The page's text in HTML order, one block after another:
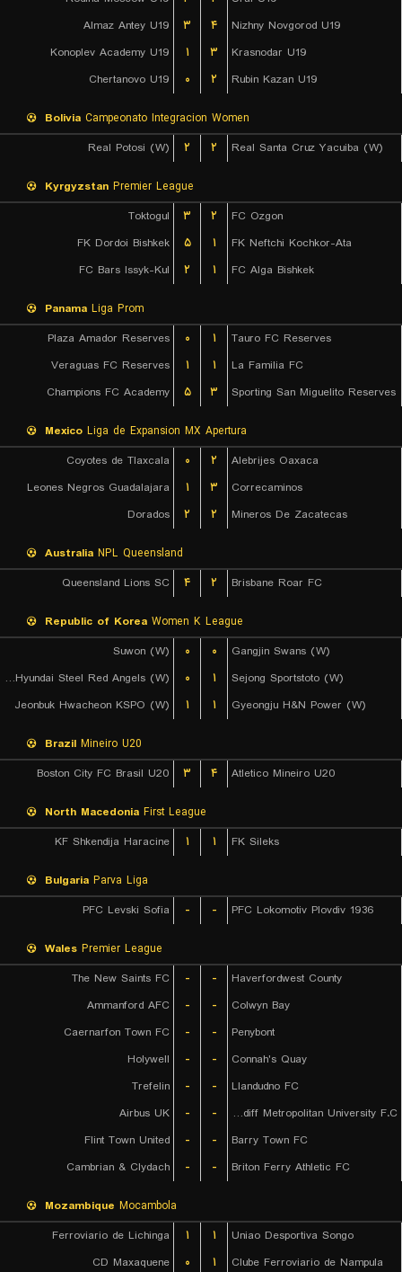
Almaz Antey U19
۳ ۴
Nizhny Novgorod U19
Konoplev Academy U19
۱ ۳
Krasnodar U19
Chertanovo U19
۰ ۲ Rubin Kazan U19
Bolivia Campeonato Integracion Women
Real Potosi (W)
۲ ۲ Real Santa Cruz Yacuiba (W)
Kyrgyzstan Premier League
Toktogul
۳ ۲
FC Ozgon
FK Dordoi Bishkek
۵ ۱
FK Neftchi Kochkor-Ata
FC Bars Issyk-Kul
۲ ۱ FC Alga Bishkek
Panama Liga Prom
Plaza Amador Reserves
۰ ۱
Tauro FC Reserves
Veraguas FC Reserves
۱ ۱
La Familia FC
Champions FC Academy
۵ ۳ Sporting San Miguelito Reserves
Mexico Liga de Expansion MX Apertura
Coyotes de Tlaxcala
۰ ۲
Alebrijes Oaxaca
Leones Negros Guadalajara
۱ ۳
Correcaminos
Dorados
۲ ۲ Mineros De Zacatecas
Australia NPL Queensland
Queensland Lions SC
۴ ۲ Brisbane Roar FC
Republic of Korea Women K League
Suwon (W)
۰ ۰
Gangjin Swans (W)
Incheon Hyundai Steel Red Angels (W)
۰ ۱
Sejong Sportstoto (W)
Jeonbuk Hwacheon KSPO (W)
۱ ۱ Gyeongju H&N Power (W)
Brazil Mineiro U20
Boston City FC Brasil U20
۳ ۴ Atletico Mineiro U20
North Macedonia First League
KF Shkendija Haracine
۱ ۱ FK Sileks
Bulgaria Parva Liga
PFC Levski Sofia
- - PFC Lokomotiv Plovdiv 1936
Wales Premier League
The New Saints FC
- -
Haverfordwest County
Ammanford AFC
- -
Colwyn Bay
Caernarfon Town FC
- -
Penybont
Holywell
- -
Connah's Quay
Trefelin
- -
Llandudno FC
Airbus UK
- -
Cardiff Metropolitan University F.C.
Flint Town United
- -
Barry Town FC
Cambrian & Clydach
- - Briton Ferry Athletic FC
Mozambique Mocambola
Ferroviario de Lichinga
۱ ۱
Uniao Desportiva Songo
CD Maxaquene
۰ ۱ Clube Ferroviario de Nampula